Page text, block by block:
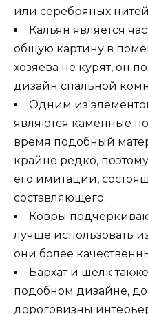
или серебряных
Кальян является
общую картину в
хозяева не курят, он
дизайн спальной
Одним из
являются каменные
время подобный
крайне редко,
его имитации,
составляющего.
Ковры
лучше использовать
они более
Бархат и шелк
подобном дизайне,
дороговизны